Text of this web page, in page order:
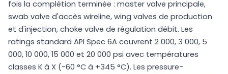
fois la complétion terminée : master valve principale,
swab valve d'accès wireline, wing valves de production
et d'injection, choke valve de régulation débit. Les
ratings standard API Spec 6A couvrent 2 000, 3 000, 5
000, 10 000, 15 000 et 20 000 psi avec températures
classes K à X (-60 °C à +345 °C). Les pressure-